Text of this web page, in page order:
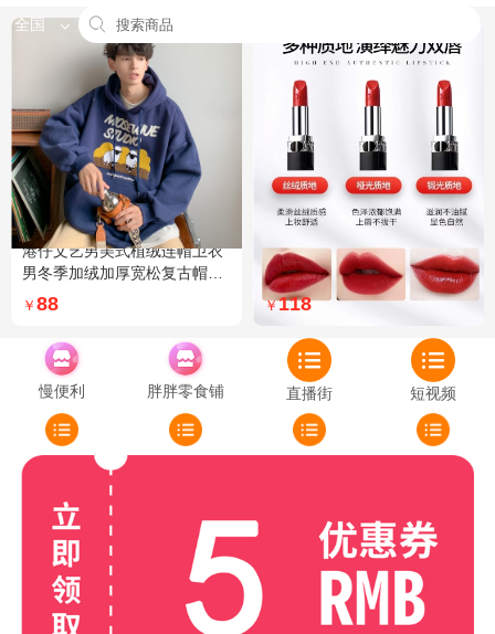
全国
港仔文艺男美式植绒连帽卫衣
男冬季加绒加厚宽松复古帽衫
外套 XXL 加绒 5XL 灰色加绒
￥ 88
Dior迪奥全新烈艳蓝金口红品
牌授权经典藤格纹饰带丝绒质
地999色号传奇红唇哑光 哑光
￥118
慢便利 胖胖零食铺 直播街 短视频